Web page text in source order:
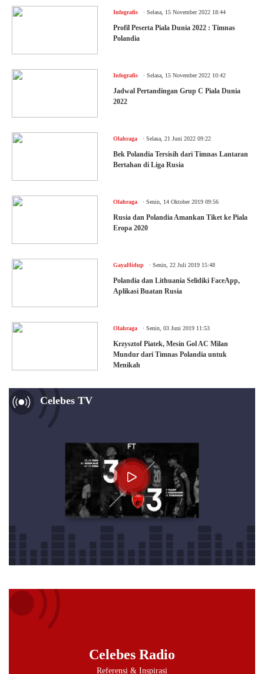
Infografis Selasa, 15 November 2022 18:44
Profil Peserta Piala Dunia 2022 : Timnas
Polandia
Infografis Selasa, 15 November 2022 10:42
Jadwal Pertandingan Grup C Piala Dunia
2022
Olahraga Selasa, 21 Juni 2022 09:22
Bek Polandia Tersisih dari Timnas Lantaran
Bertahan di Liga Rusia
Olahraga Senin, 14 Oktober 2019 09:56
Rusia dan Polandia Amankan Tiket ke Piala
Eropa 2020
GayaHidup Senin, 22 Juli 2019 15:48
Polandia dan Lithuania Selidiki FaceApp,
Aplikasi Buatan Rusia
Olahraga Senin, 03 Juni 2019 11:53
Krzysztof Piatek, Mesin Gol AC Milan
Mundur dari Timnas Polandia untuk
Menikah
Celebes TV
Now Playing
Celebes Radio
Referensi & Inspirasi
Audio
Player